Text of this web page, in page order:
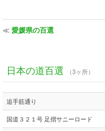
≪ 愛媛県の百選
日本の道百選 （3ヶ所）
追手筋通り
国道３２１号 足摺サニーロード